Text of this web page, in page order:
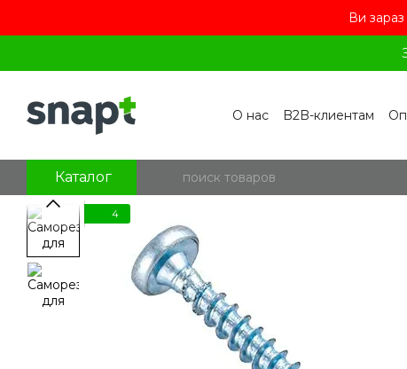
Ви зараз
О нас B2B-клиентам
Каталог
4